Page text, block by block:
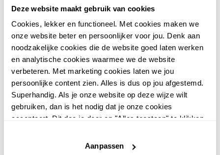
Deze website maakt gebruik van cookies
Cookies, lekker en functioneel. Met cookies maken we
onze website beter en persoonlijker voor jou. Denk aan
noodzakelijke cookies die de website goed laten werken
en analytische cookies waarmee we de website
verbeteren. Met marketing cookies laten we jou
persoonlijke content zien. Alles is dus op jou afgestemd.
Superhandig. Als je onze website op deze wijze wilt
gebruiken, dan is het nodig dat je onze cookies
accepteert. Dit doe je door op "Alles toestaan" te klikken.
website niet optimaal functioneert.
Aanpassen